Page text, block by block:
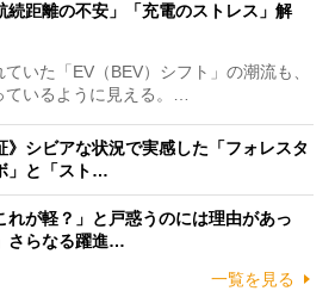
続距離の不安」「充電のストレス」解
いた「EV（BEV）シフト」の潮流も、
ているように見える。…
》シビアな状況で実感した「フォレスタ
」と「スト…
れが軽？」と戸惑うのには理由があっ
さらなる躍進…
一覧を見る